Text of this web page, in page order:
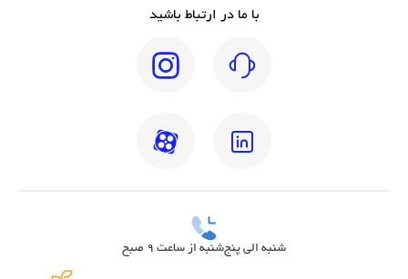
با ما در ارتباط باشید
شنبه الی پنج‌شنبه از ساعت 9 صبح